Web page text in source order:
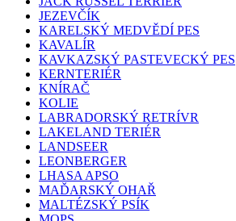
JEZEVČÍK
KARELSKÝ MEDVĚDÍ PES
KAVALÍR
KAVKAZSKÝ PASTEVECKÝ PES
KERNTERIÉR
KNÍRAČ
KOLIE
LABRADORSKÝ RETRÍVR
LAKELAND TERIÉR
LANDSEER
LEONBERGER
LHASA APSO
MAĎARSKÝ OHAŘ
MALTÉZSKÝ PSÍK